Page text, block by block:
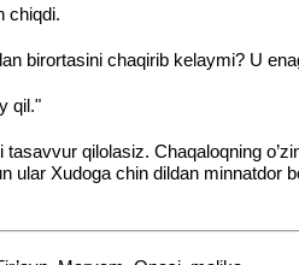
chiqdi.
birortasini chaqirib kelaymi? U
qil."
qilolasiz. Chaqaloqning
ular Xudoga chin dildan minnatdor